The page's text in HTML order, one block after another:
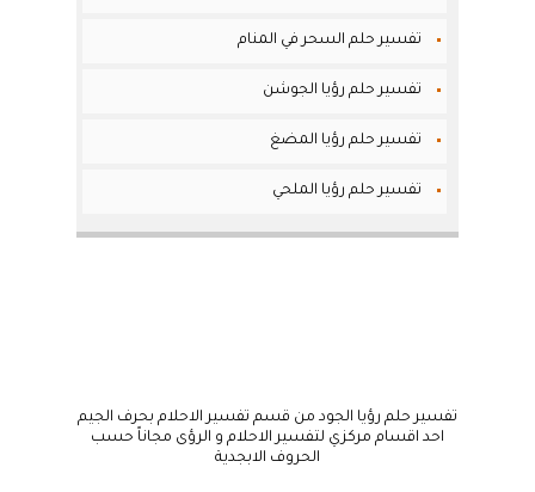
تفسير حلم السحر في المنام
تفسير حلم رؤيا الجوشن
تفسير حلم رؤيا المضغ
تفسير حلم رؤيا الملحي
تفسير حلم رؤيا الجود من قسم تفسير الاحلام بحرف الجيم
احد اقسام مركزي لتفسير الاحلام و الرؤى مجاناً حسب
الحروف الابجدية